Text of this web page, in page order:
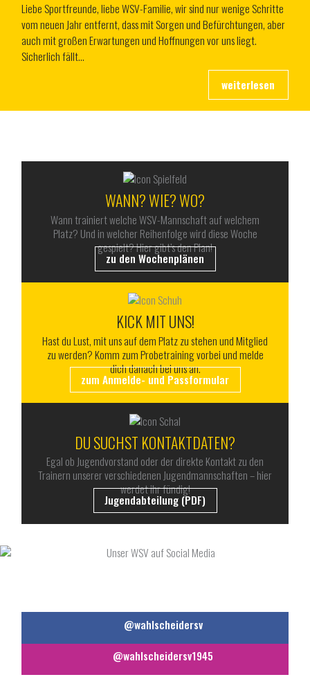
Liebe Sportfreunde, liebe WSV-Familie, wir sind nur wenige Schritte
vom neuen Jahr entfernt, dass mit Sorgen und Befürchtungen, aber
auch mit großen Erwartungen und Hoffnungen vor uns liegt.
Sicherlich fällt…
WANN? WIE? WO?
Wann trainiert welche WSV-Mannschaft auf welchem
Platz? Und in welcher Reihenfolge wird diese Woche
gespielt? Hier gibt’s den Plan!
zu den Wochenplänen
KICK MIT UNS!
Hast du Lust, mit uns auf dem Platz zu stehen und Mitglied
zu werden? Komm zum Probetraining vorbei und melde
dich danach bei uns an.
zum Anmelde- und Passformular
DU SUCHST KONTAKTDATEN?
Egal ob Jugendvorstand oder der direkte Kontakt zu den
Trainern unserer verschiedenen Jugendmannschaften – hier
werdet ihr fündig!
Jugendabteilung (PDF)
@wahlscheidersv
@wahlscheidersv1945